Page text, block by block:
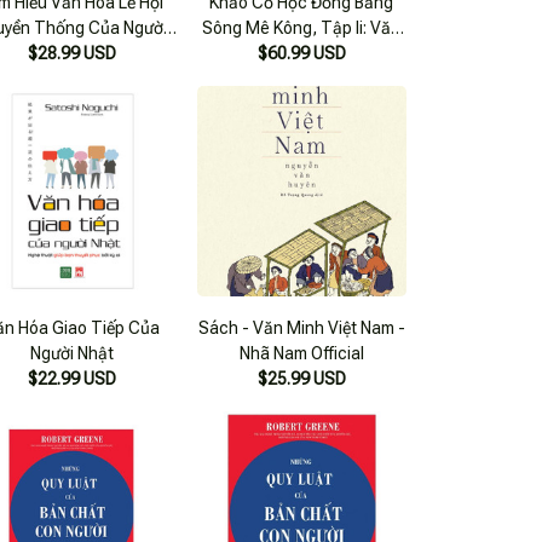
Thống Của Người
Việt
$28.99 USD
Sông Mê Kông, Tập Ii: Văn
Minh Vật Chất Óc Eo
$60.99 USD
Hóa Giao Tiếp Của
Người Nhật
$22.99 USD
Sách - Văn Minh Việt Nam -
Nhã Nam Official
$25.99 USD